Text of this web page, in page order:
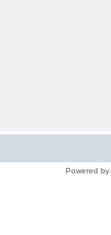
Powered by